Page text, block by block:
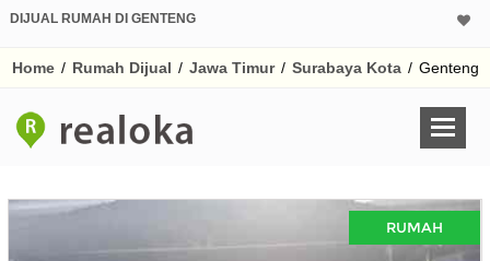
DIJUAL RUMAH DI GENTENG
Home / Rumah Dijual / Jawa Timur / Surabaya Kota / Genteng
RUMAH